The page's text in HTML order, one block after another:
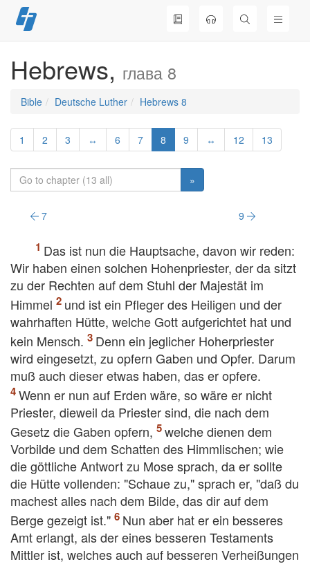
Skip
to
Hebrews, глава 8
Bible Deutsche Luther Hebrews 8
1 2 3 ↔ 6 7 8 9 ↔ 12 13
»
7 9
Das ist nun die Hauptsache, davon wir reden:
Wir haben einen solchen Hohenpriester, der da sitzt
zu der Rechten auf dem Stuhl der Majestät im
Himmel
und ist ein Pfleger des Heiligen und der
wahrhaften Hütte, welche Gott aufgerichtet hat und
kein Mensch.
Denn ein jeglicher Hoherpriester
wird eingesetzt, zu opfern Gaben und Opfer. Darum
muß auch dieser etwas haben, das er opfere.
Wenn er nun auf Erden wäre, so wäre er nicht
Priester, dieweil da Priester sind, die nach dem
Gesetz die Gaben opfern,
welche dienen dem
Vorbilde und dem Schatten des Himmlischen; wie
die göttliche Antwort zu Mose sprach, da er sollte
die Hütte vollenden: "Schaue zu," sprach er, "daß du
machest alles nach dem Bilde, das dir auf dem
Berge gezeigt ist."
Nun aber hat er ein besseres
Amt erlangt, als der eines besseren Testaments
Mittler ist, welches auch auf besseren Verheißungen